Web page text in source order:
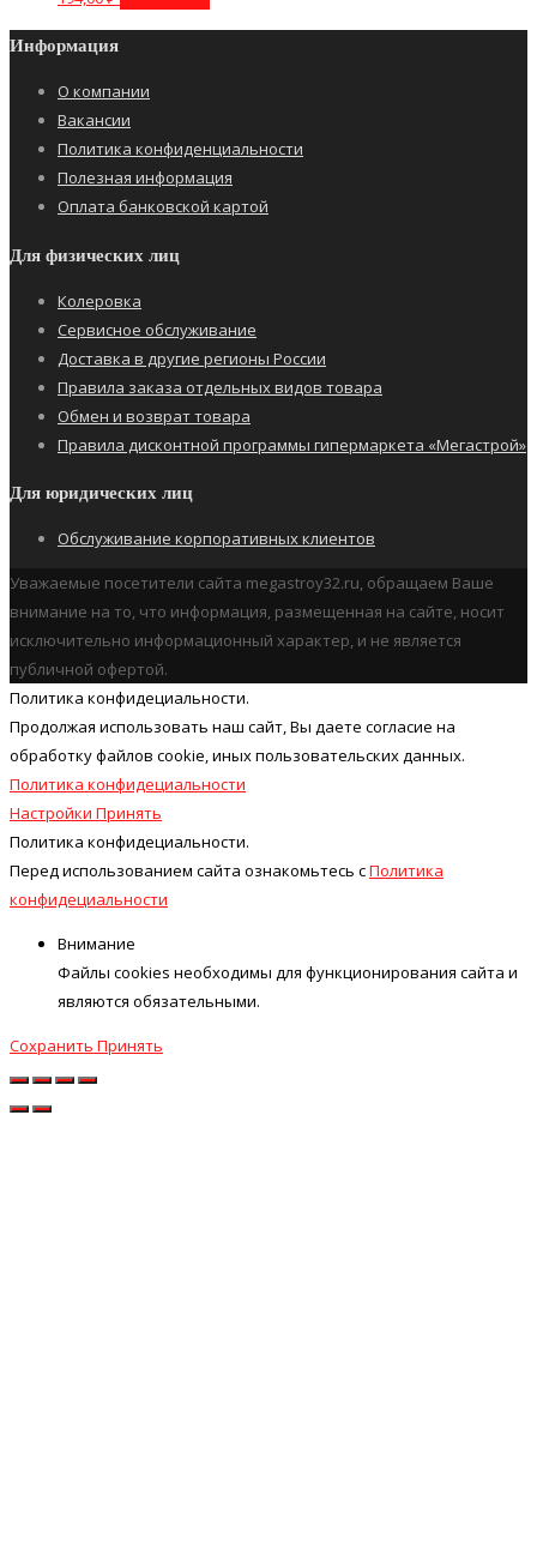
Информация
О компании
Вакансии
Политика конфиденциальности
Полезная информация
Оплата банковской картой
Для физических лиц
Колеровка
Сервисное обслуживание
Доставка в другие регионы России
Правила заказа отдельных видов товара
Обмен и возврат товара
Правила дисконтной программы гипермаркета «Мегастрой»
Для юридических лиц
Обслуживание корпоративных клиентов
Уважаемые посетители сайта megastroy32.ru, обращаем Ваше
внимание на то, что информация, размещенная на сайте, носит
исключительно информационный характер, и не является
публичной офертой.
Политика конфидециальности.
Продолжая использовать наш cайт, Вы даете согласие на
обработку файлов cookie, иных пользовательских данных.
Политика конфидециальности
Настройки Принять
Политика конфидециальности.
Перед использованием сайта ознакомьтесь сПолитика
конфидециальности
Внимание
Файлы cookies необходимы для функционирования сайта и
являются обязательными.
Сохранить Принять